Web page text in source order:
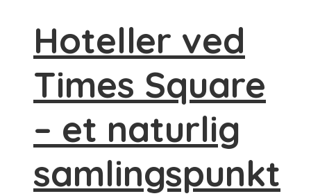
Hoteller ved
Times Square
– et naturlig
samlingspunkt